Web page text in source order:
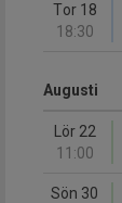
Tor 18
18:30
Augusti
Lör 22
11:00
Sön 30